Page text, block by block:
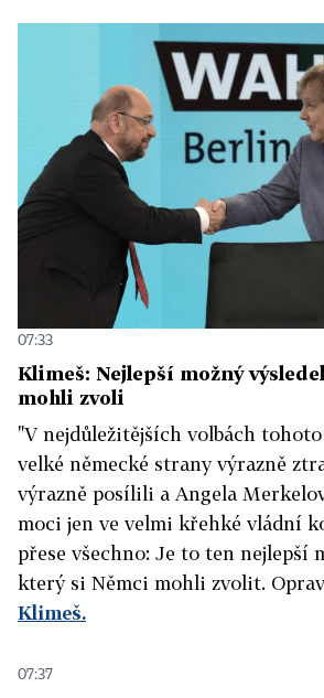
07:33
Klimeš: Nejlepší možný
mohli zvoli
"V nejdůležitějších volbách
velké německé strany výrazně
výrazně posílili a Angela
moci jen ve velmi křehké vládní
přese všechno: Je to ten nejlepší
který si Němci mohli zvolit.
Klimeš.
07:37